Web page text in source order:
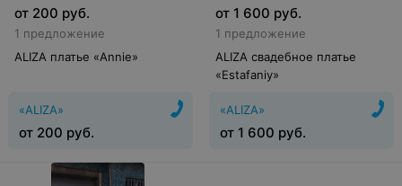
от 200 руб.
1 предложение
ALIZA платье «Annie»
«ALIZA»
от 200 руб.
от 1 600 руб.
1 предложение
ALIZA свадебное платье
«Estafaniy»
«ALIZA»
от 1 600 руб.